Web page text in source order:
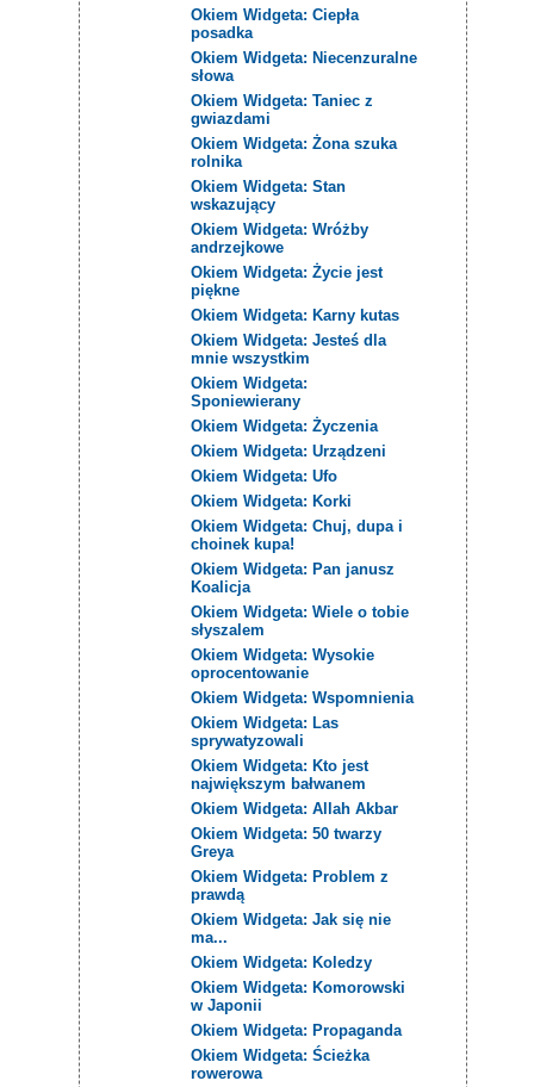
Okiem Widgeta: Ciepła
posadka
Okiem Widgeta: Niecenzuralne
słowa
Okiem Widgeta: Taniec z
gwiazdami
Okiem Widgeta: Żona szuka
rolnika
Okiem Widgeta: Stan
wskazujący
Okiem Widgeta: Wróżby
andrzejkowe
Okiem Widgeta: Życie jest
piękne
Okiem Widgeta: Karny kutas
Okiem Widgeta: Jesteś dla
mnie wszystkim
Okiem Widgeta:
Sponiewierany
Okiem Widgeta: Życzenia
Okiem Widgeta: Urządzeni
Okiem Widgeta: Ufo
Okiem Widgeta: Korki
Okiem Widgeta: Chuj, dupa i
choinek kupa!
Okiem Widgeta: Pan janusz
Koalicja
Okiem Widgeta: Wiele o tobie
słyszalem
Okiem Widgeta: Wysokie
oprocentowanie
Okiem Widgeta: Wspomnienia
Okiem Widgeta: Las
sprywatyzowali
Okiem Widgeta: Kto jest
największym bałwanem
Okiem Widgeta: Allah Akbar
Okiem Widgeta: 50 twarzy
Greya
Okiem Widgeta: Problem z
prawdą
Okiem Widgeta: Jak się nie
ma...
Okiem Widgeta: Koledzy
Okiem Widgeta: Komorowski
w Japonii
Okiem Widgeta: Propaganda
Okiem Widgeta: Ścieżka
rowerowa